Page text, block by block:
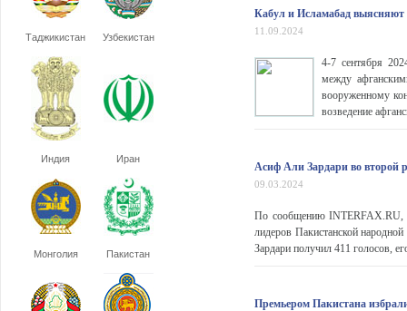
Таджикистан Узбекистан
Индия Иран
Монголия Пакистан
Кабул и Исламабад
11.09.2024
4-7 сентября
между
вооруженному
возведение
Асиф Али Зардари во второй
09.03.2024
По сообщению INTERFAX.RU,
лидеров Пакистанской
Зардари получил 411 голосов,
Премьером Пакистана